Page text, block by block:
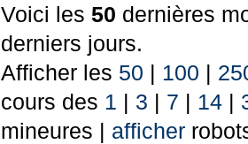
Voici les 50 dernières
derniers jours.
Afficher les 50 | 100 |
cours des 1 | 3 | 7 | 14|
mineures | afficher